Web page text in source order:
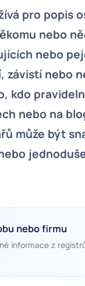
pro popis
nebo
nebo
závistí nebo
kdo
nebo na
může být
nebo firmu
informace z